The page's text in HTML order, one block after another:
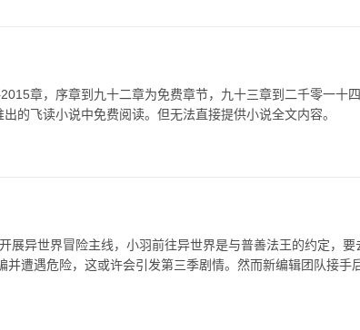
章，序章到九十二章为免费章节，九十三章到二千零一十四
的飞读小说中免费阅读。但无法直接提供小说全文内容。
展异世界冒险主线，小羽前往异世界是与普善法王的约定，要
并遭遇危险，这或许会引发第三季剧情。然而新编辑团队接手